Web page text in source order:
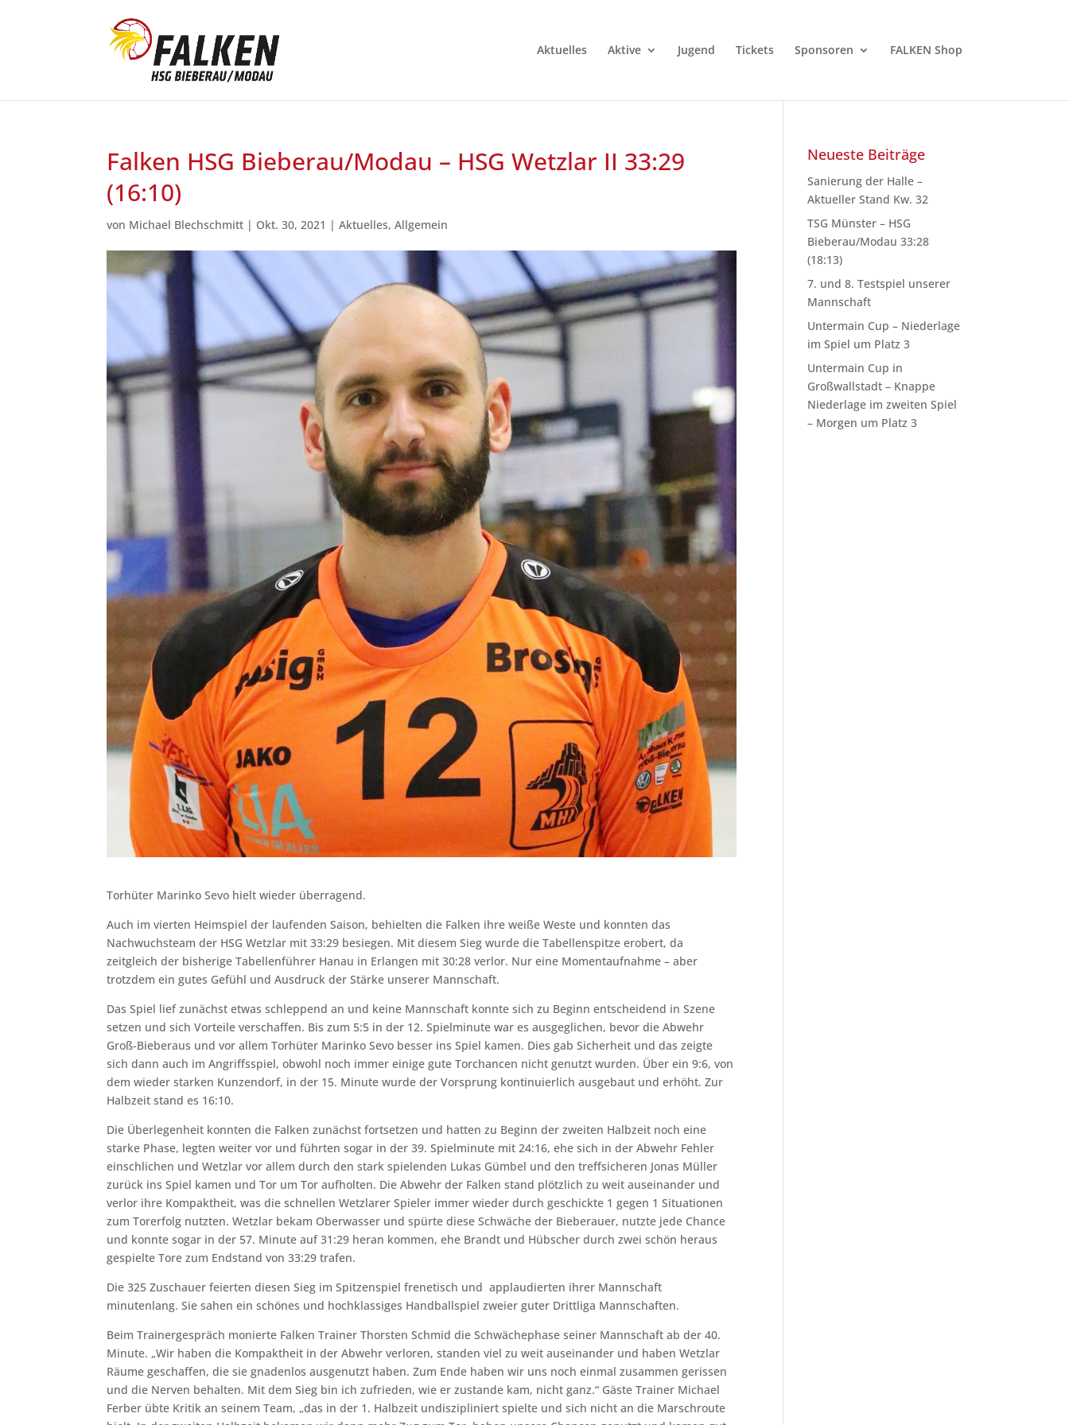
Aktuelles Aktive Jugend Tickets Sponsoren FALKEN Shop
Falken HSG Bieberau/Modau – HSG Wetzlar II 33:29
(16:10)
von Michael Blechschmitt | Okt. 30, 2021 |Aktuelles,Allgemein
Torhüter Marinko Sevo hielt wieder überragend.
Auch im vierten Heimspiel der laufenden Saison, behielten die Falken ihre weiße Weste und konnten das
Nachwuchsteam der HSG Wetzlar mit 33:29 besiegen. Mit diesem Sieg wurde die Tabellenspitze erobert, da
zeitgleich der bisherige Tabellenführer Hanau in Erlangen mit 30:28 verlor. Nur eine Momentaufnahme – aber
trotzdem ein gutes Gefühl und Ausdruck der Stärke unserer Mannschaft.
Das Spiel lief zunächst etwas schleppend an und keine Mannschaft konnte sich zu Beginn entscheidend in Szene
setzen und sich Vorteile verschaffen. Bis zum 5:5 in der 12. Spielminute war es ausgeglichen, bevor die Abwehr
Groß-Bieberaus und vor allem Torhüter Marinko Sevo besser ins Spiel kamen. Dies gab Sicherheit und das zeigte
sich dann auch im Angriffsspiel, obwohl noch immer einige gute Torchancen nicht genutzt wurden. Über ein 9:6, von
dem wieder starken Kunzendorf, in der 15. Minute wurde der Vorsprung kontinuierlich ausgebaut und erhöht. Zur
Halbzeit stand es 16:10.
Die Überlegenheit konnten die Falken zunächst fortsetzen und hatten zu Beginn der zweiten Halbzeit noch eine
starke Phase, legten weiter vor und führten sogar in der 39. Spielminute mit 24:16, ehe sich in der Abwehr Fehler
einschlichen und Wetzlar vor allem durch den stark spielenden Lukas Gümbel und den treffsicheren Jonas Müller
zurück ins Spiel kamen und Tor um Tor aufholten. Die Abwehr der Falken stand plötzlich zu weit auseinander und
verlor ihre Kompaktheit, was die schnellen Wetzlarer Spieler immer wieder durch geschickte 1 gegen 1 Situationen
zum Torerfolg nutzten. Wetzlar bekam Oberwasser und spürte diese Schwäche der Bieberauer, nutzte jede Chance
und konnte sogar in der 57. Minute auf 31:29 heran kommen, ehe Brandt und Hübscher durch zwei schön heraus
gespielte Tore zum Endstand von 33:29 trafen.
Die 325 Zuschauer feierten diesen Sieg im Spitzenspiel frenetisch und applaudierten ihrer Mannschaft
minutenlang. Sie sahen ein schönes und hochklassiges Handballspiel zweier guter Drittliga Mannschaften.
Beim Trainergespräch monierte Falken Trainer Thorsten Schmid die Schwächephase seiner Mannschaft ab der 40.
Minute. „Wir haben die Kompaktheit in der Abwehr verloren, standen viel zu weit auseinander und haben Wetzlar
Räume geschaffen, die sie gnadenlos ausgenutzt haben. Zum Ende haben wir uns noch einmal zusammen gerissen
und die Nerven behalten. Mit dem Sieg bin ich zufrieden, wie er zustande kam, nicht ganz.“ Gäste Trainer Michael
Ferber übte Kritik an seinem Team, „das in der 1. Halbzeit undiszipliniert spielte und sich nicht an die Marschroute
Neueste Beiträge
Sanierung der Halle –
Aktueller Stand Kw. 32
TSG Münster – HSG
Bieberau/Modau 33:28
(18:13)
7. und 8. Testspiel unserer
Mannschaft
Untermain Cup – Niederlage
im Spiel um Platz 3
Untermain Cup in
Großwallstadt – Knappe
Niederlage im zweiten Spiel
– Morgen um Platz 3